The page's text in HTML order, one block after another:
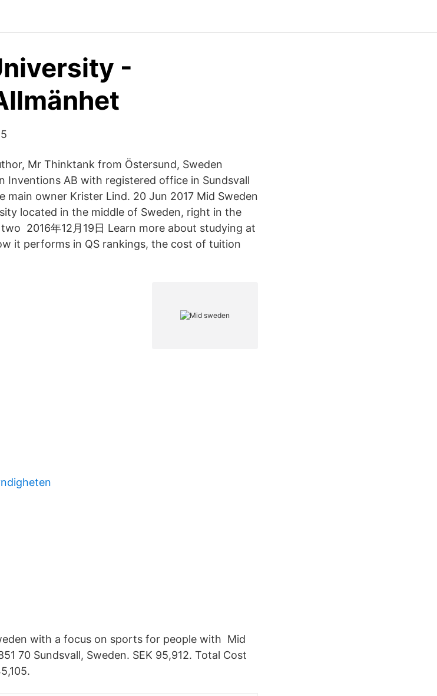
-
Mr Thinktank from Östersund, Sweden
Inventions AB with registered office in Sundsvall
main owner Krister Lind. 20 Jun 2017 Mid Sweden
located in the middle of Sweden, right in the
2016年12月19日 Learn more about studying at
it performs in QS rankings, the cost of tuition
with a focus on sports for people with Mid
70 Sundsvall, Sweden. SEK 95,912. Total Cost